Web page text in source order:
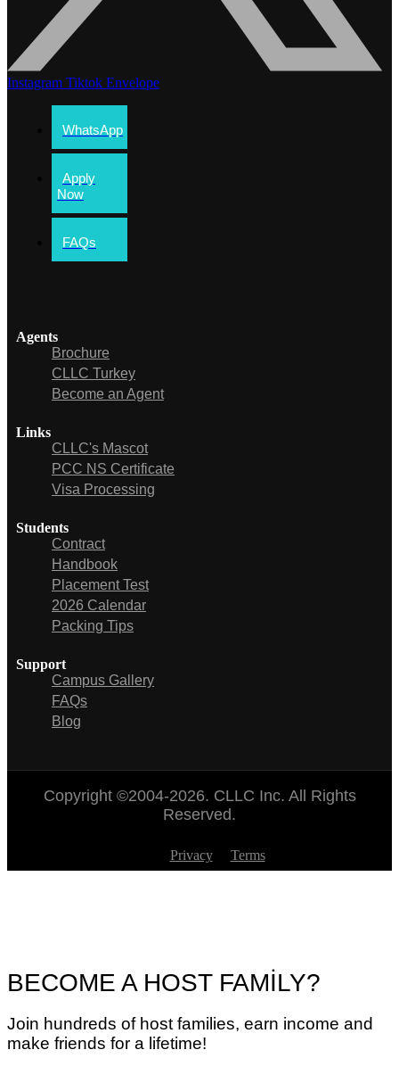
Instagram Tiktok Envelope
WhatsApp
Apply
Now
FAQs
Agents
Brochure
CLLC Turkey
Become an Agent
Links
CLLC's Mascot
PCC NS Certificate
Visa Processing
Students
Contract
Handbook
Placement Test
2026 Calendar
Packing Tips
Support
Campus Gallery
FAQs
Blog
Copyright ©2004-2026. CLLC Inc. All Rights
Reserved.
Privacy Terms
BECOME A HOST FAMİLY?
Join hundreds of host families, earn income and
make friends for a lifetime!